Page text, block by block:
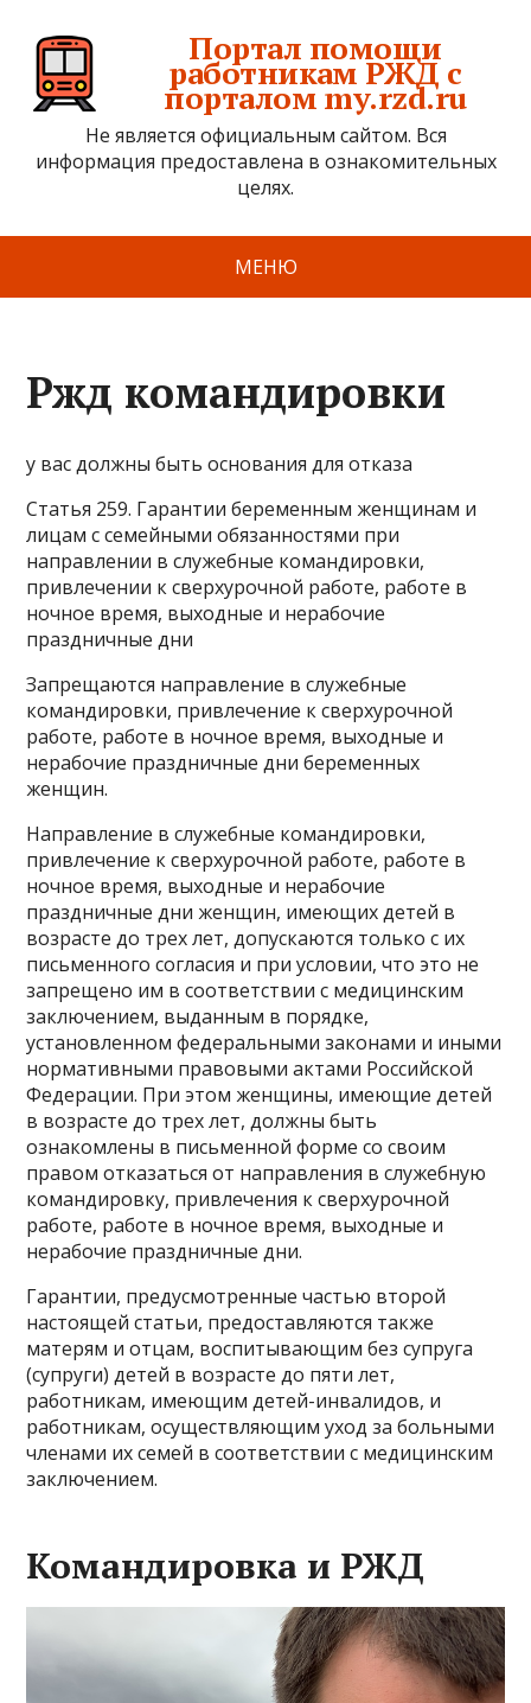
Портал помощи
работникам РЖД с
порталом my.rzd.ru
Не является официальным сайтом. Вся
информация предоставлена в ознакомительных
целях.
МЕНЮ
Ржд командировки
у вас должны быть основания для отказа
Статья 259. Гарантии беременным женщинам и
лицам с семейными обязанностями при
направлении в служебные командировки,
привлечении к сверхурочной работе, работе в
ночное время, выходные и нерабочие
праздничные дни
Запрещаются направление в служебные
командировки, привлечение к сверхурочной
работе, работе в ночное время, выходные и
нерабочие праздничные дни беременных
женщин.
Направление в служебные командировки,
привлечение к сверхурочной работе, работе в
ночное время, выходные и нерабочие
праздничные дни женщин, имеющих детей в
возрасте до трех лет, допускаются только с их
письменного согласия и при условии, что это не
запрещено им в соответствии с медицинским
заключением, выданным в порядке,
установленном федеральными законами и иными
нормативными правовыми актами Российской
Федерации. При этом женщины, имеющие детей
в возрасте до трех лет, должны быть
ознакомлены в письменной форме со своим
правом отказаться от направления в служебную
командировку, привлечения к сверхурочной
работе, работе в ночное время, выходные и
нерабочие праздничные дни.
Гарантии, предусмотренные частью второй
настоящей статьи, предоставляются также
матерям и отцам, воспитывающим без супруга
(супруги) детей в возрасте до пяти лет,
работникам, имеющим детей-инвалидов, и
работникам, осуществляющим уход за больными
членами их семей в соответствии с медицинским
заключением.
Командировка и РЖД